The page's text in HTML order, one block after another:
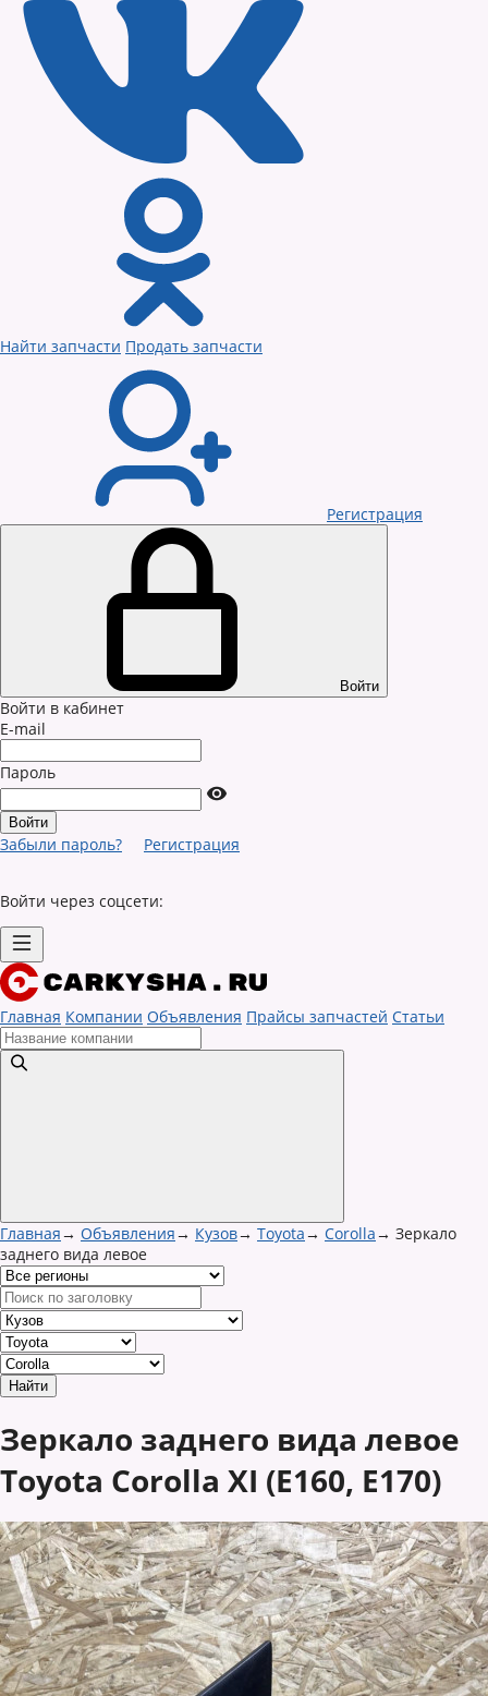
Найти запчасти Продать запчасти
Регистрация
Войти
Войти в кабинет
E-mail
Пароль
Забыли пароль? Регистрация
Войти через соцсети:
Главная Компании Объявления Прайсы запчастей Статьи
Главная→ Объявления→ Кузов→ Toyota→ Corolla→ Зеркало
заднего вида левое
Зеркало заднего вида левое
Toyota Corolla XI (E160, E170)